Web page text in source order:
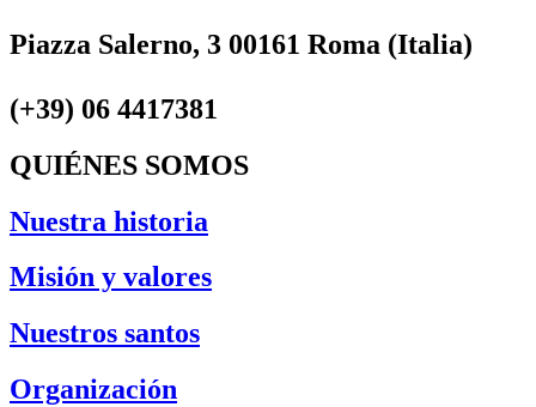
Piazza Salerno, 3 00161 Roma (Italia)
(+39) 06 4417381
QUIÉNES SOMOS
Nuestra historia
Misión y valores
Nuestros santos
Organización